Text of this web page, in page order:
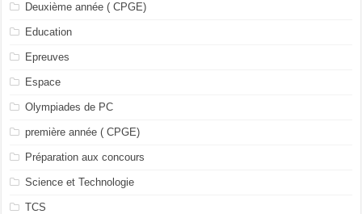
Deuxième année ( CPGE)
Education
Epreuves
Espace
Olympiades de PC
première année ( CPGE)
Préparation aux concours
Science et Technologie
TCS